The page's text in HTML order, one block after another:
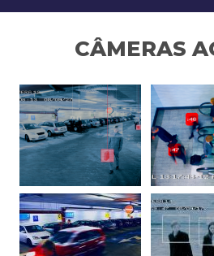
CÂMERAS